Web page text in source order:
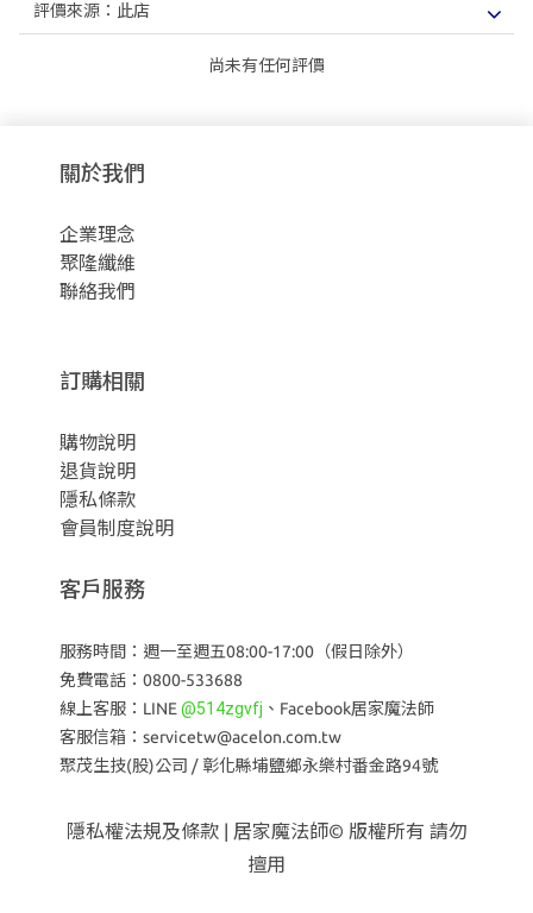
尚未有任何評價
關於我們
企業理念
聚隆纖維
聯絡我們
訂購相關
購物說明
退貨說明
隱私條款
會員制度說明
客戶服務
服務時間：週一至週五08:00-17:00（假日除外）
免費電話：0800-533688
線上客服：LINE @514zgvfj 、 Facebook居家魔法師
客服信箱：servicetw@acelon.com.tw
聚茂生技(股)公司 / 彰化縣埔鹽鄉永樂村番金路94號
隱私權法規及條款| 居家魔法師© 版權所有 請勿
擅用